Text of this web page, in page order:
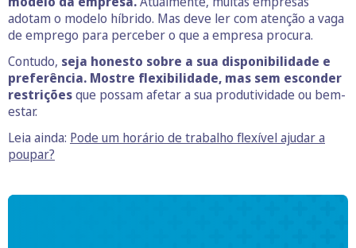
adotam o modelo híbrido. Mas deve ler com atenção a vaga
de emprego para perceber o que a empresa procura.
Contudo, seja honesto sobre a sua disponibilidade e
preferência. Mostre flexibilidade, mas sem esconder
restriçõesque possam afetar a sua produtividade ou bem-
estar.
Leia ainda: Pode um horário de trabalho flexível ajudar a
poupar?